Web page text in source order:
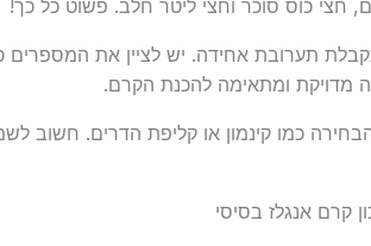
תערובת אחידה. יש לציין את
מדויקת ומתאימה להכנת הקרם.
כמו קינמון או קליפת הדרים. חשוב